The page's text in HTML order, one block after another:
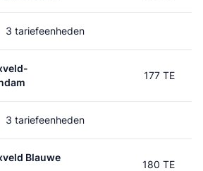
3 tariefeenheden
177 TE
3 tariefeenheden
Blauwe
180 TE